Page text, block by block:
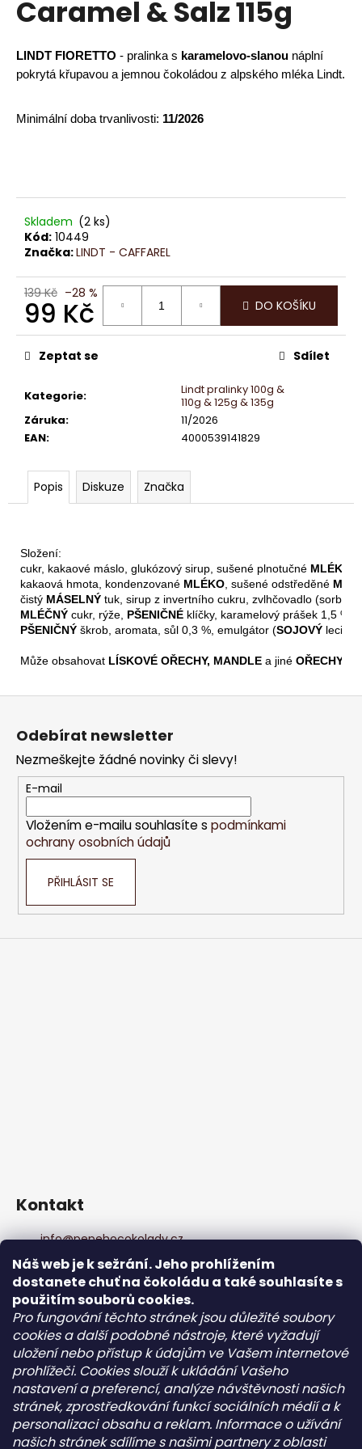
Náš web je k sežrání. Jeho prohlížením
dostanete chuť na čokoládu a také souhlasíte s
použitím souborů cookies.
Pro fungování těchto stránek jsou důležité soubory
cookies a další podobné nástroje, které vyžadují
uložení nebo přístup k údajům ve Vašem internetové
prohlížeči. Cookies slouží k ukládání Vašeho
nastavení a preferencí, analýze návštěvnosti našich
stránek, zprostředkování funkcí sociálních médií a k
personalizaci obsahu a reklam. Informace o užívání
našich stránek sdílíme s našimi partnery z oblasti
Caramel & Salz 115g
LINDT FIORETTO - pralinka s karamelovo-slanou náplní
pokrytá křupavou a jemnou čokoládou z alpského mléka Lindt.
Minimální doba trvanlivosti: 11/2026
Skladem (2 ks)
Kód: 10449
Značka:LINDT - CAFFAREL
139 Kč –28 %
99 Kč
Měrná
cena:
DO KOŠÍKU
Kategorie:
Lindt pralinky 100g &
110g & 125g & 135g
Záruka:
11/2026
EAN: 4000539141829
Zeptat se Sdílet
Popis Diskuze Značka
Složení:
cukr, kakaové máslo, glukózový sirup, sušené plnotučné MLÉKO
kakaová hmota, kondenzované MLÉKO , sušené odstředěné
čistý MÁSELNÝ tuk, sirup z invertního cukru, zvlhčovadlo
MLÉČNÝ cukr, rýže, PŠENIČNÉ klíčky, karamelový prášek 1,5 %
PŠENIČNÝ škrob, aromata, sůl 0,3 %, emulgátor (SOJOVÝ
Může obsahovat LÍSKOVÉ OŘECHY, MANDLE a jiné OŘECHY.
a
í
t
D
o
p
o
r
u
č
e
m
ČOKOLÁDKY
KAKAA
5,5
G
5
Kč
Z
Odebírat newsletter
Nezmeškejte žádné novinky či slevy!
E-mail
Vložením e-mailu souhlasíte s podmínkami
ochrany osobních údajů
PŘIHLÁSIT SE
Kontakt
info@pepehocokolady.cz
+420702085600
+420702085600
Pepeho čokolády
pepehocokolady.cz
Informace pro vás
Kontakt
Obchodní podmínky
Podmínky ochrany osobních údajů - GDPR